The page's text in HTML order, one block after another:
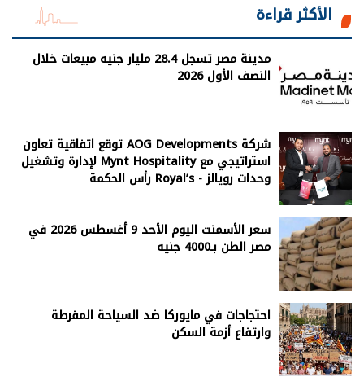
الأكثر قراءة
مدينة مصر تسجل 28.4 مليار جنيه مبيعات خلال
النصف الأول 2026
شركة AOG Developments توقع اتفاقية تعاون
استراتيجي مع Mynt Hospitality لإدارة وتشغيل
وحدات رويالز - Royal’s رأس الحكمة
سعر الأسمنت اليوم الأحد 9 أغسطس 2026 في
مصر الطن بـ4000 جنيه
احتجاجات في مايوركا ضد السياحة المفرطة
وارتفاع أزمة السكن